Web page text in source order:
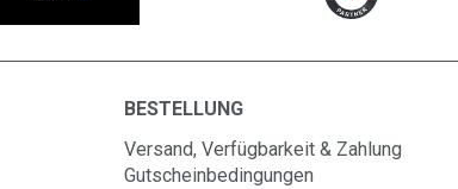
BESTELLUNG
Versand, Verfügbarkeit & Zahlung
Gutscheinbedingungen